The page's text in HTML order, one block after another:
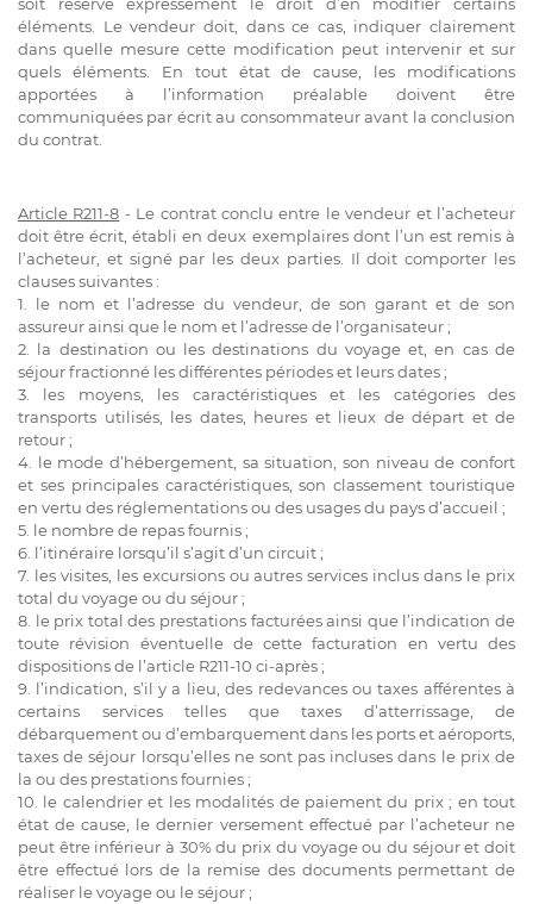
éléments. Le vendeur doit, dans ce cas, indiquer clairement
dans quelle mesure cette modification peut intervenir et sur
quels éléments. En tout état de cause, les modifications
apportées à l’information préalable doivent être
communiquées par écrit au consommateur avant la conclusion
du contrat.
Article R211-8 - Le contrat conclu entre le vendeur et l’acheteur
doit être écrit, établi en deux exemplaires dont l’un est remis à
l’acheteur, et signé par les deux parties. Il doit comporter les
clauses suivantes :
1. le nom et l’adresse du vendeur, de son garant et de son
assureur ainsi que le nom et l’adresse de l’organisateur ;
2. la destination ou les destinations du voyage et, en cas de
séjour fractionné les différentes périodes et leurs dates ;
3. les moyens, les caractéristiques et les catégories des
transports utilisés, les dates, heures et lieux de départ et de
retour ;
4. le mode d’hébergement, sa situation, son niveau de confort
et ses principales caractéristiques, son classement touristique
en vertu des réglementations ou des usages du pays d’accueil ;
5. le nombre de repas fournis ;
6. l’itinéraire lorsqu’il s’agit d’un circuit ;
7. les visites, les excursions ou autres services inclus dans le prix
total du voyage ou du séjour ;
8. le prix total des prestations facturées ainsi que l’indication de
toute révision éventuelle de cette facturation en vertu des
dispositions de l’article R211-10 ci-après ;
9. l’indication, s’il y a lieu, des redevances ou taxes afférentes à
certains services telles que taxes d’atterrissage, de
débarquement ou d’embarquement dans les ports et aéroports,
taxes de séjour lorsqu’elles ne sont pas incluses dans le prix de
la ou des prestations fournies ;
10. le calendrier et les modalités de paiement du prix ; en tout
état de cause, le dernier versement effectué par l’acheteur ne
peut être inférieur à 30% du prix du voyage ou du séjour et doit
être effectué lors de la remise des documents permettant de
réaliser le voyage ou le séjour ;